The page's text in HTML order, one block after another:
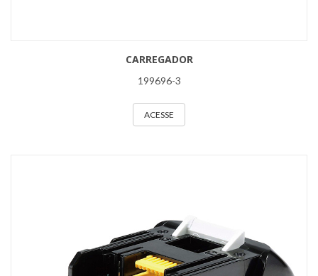
CARREGADOR
199696-3
ACESSE